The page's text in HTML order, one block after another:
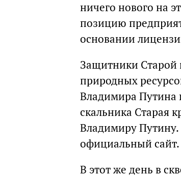
ничего нового на
позицию
основании
Защитники Старой
природных
Владимира Путина
скальника Старая
Владимиру
официальный сайт.
В этот же день в